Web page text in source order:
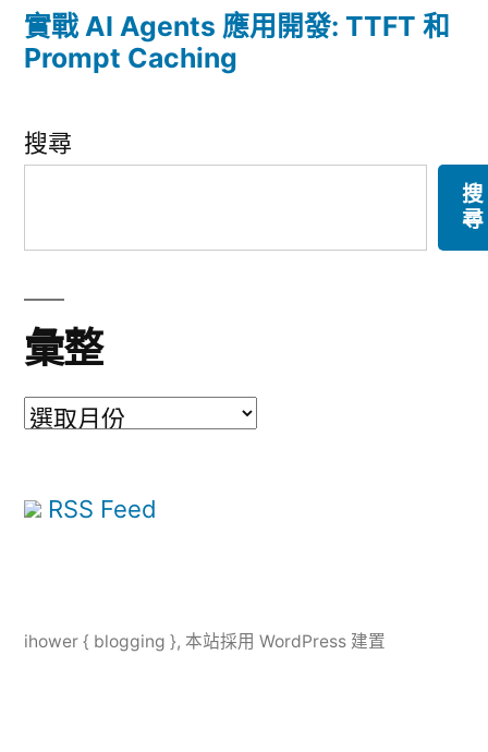
實戰 AI Agents 應用開發: TTFT 和
Prompt Caching
搜尋
搜
尋
彙整
彙
RSS Feed
ihower { blogging }, 本站採用 WordPress 建置